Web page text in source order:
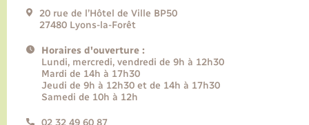
20 rue de l’Hôtel de Ville BP50
27480 Lyons-la-Forêt
Horaires d'ouverture :
Lundi, mercredi, vendredi de 9h à 12h30
Mardi de 14h à 17h30
Jeudi de 9h à 12h30 et de 14h à 17h30
Samedi de 10h à 12h